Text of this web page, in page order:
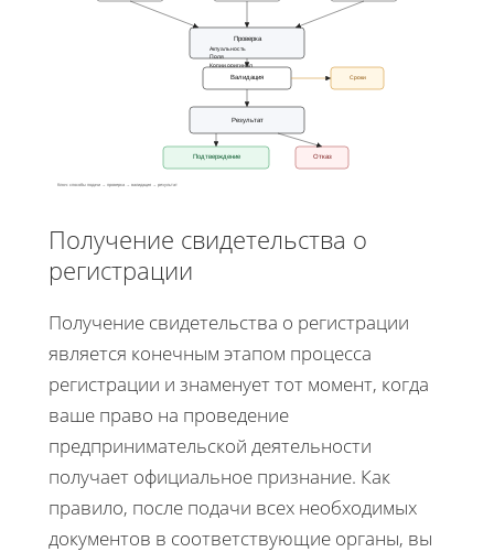
Проверка
Актуальность
Поля
Копии оригинал
Валидация Сроки
Результат
Подтверждение Отказ
Ключ: способы подачи → проверка → валидация → результат
Получение свидетельства о
регистрации
Получение свидетельства о регистрации
является конечным этапом процесса
регистрации и знаменует тот момент, когда
ваше право на проведение
предпринимательской деятельности
получает официальное признание. Как
правило, после подачи всех необходимых
документов в соответствующие органы, вы